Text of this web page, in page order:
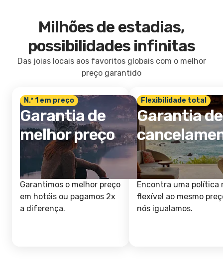
Milhões de estadias,
possibilidades infinitas
Das joias locais aos favoritos globais com o melhor
preço garantido
N.º 1 em preço
Garantia de
melhor preço
Garantimos o melhor preço
em hotéis ou pagamos 2x
a diferença.
Flexibilidade total
Garantia de
Encontra uma política
flexível ao mesmo
nós igualamos.